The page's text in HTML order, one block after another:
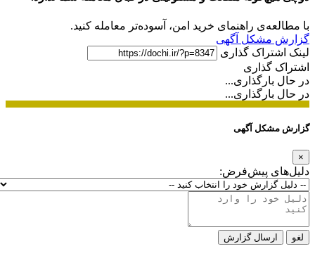
با مطالعه‌ی راهنمای خرید امن، آسوده‌تر معامله کنید.
گزارش مشکل آگهی
لینک اشتراک گذاری
اشتراک گذاری
در حال بارگذاری...
در حال بارگذاری...
گزارش مشکل آگهی
×
دلیل‌های پیش‌فرض:
لغو ارسال گزارش